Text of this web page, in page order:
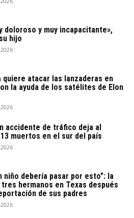
doloroso y muy incapacitante»,
hijo
quiere atacar las lanzaderas en
la ayuda de los satélites de Elon
accidente de tráfico deja al
muertos en el sur del país
niño debería pasar por esto”: la
tres hermanos en Texas después
de sus padres